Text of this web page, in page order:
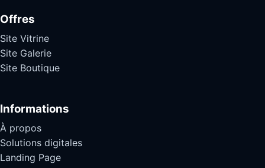
Offres
Site Vitrine
Site Galerie
Site Boutique
Informations
À propos
Solutions digitales
Landing Page